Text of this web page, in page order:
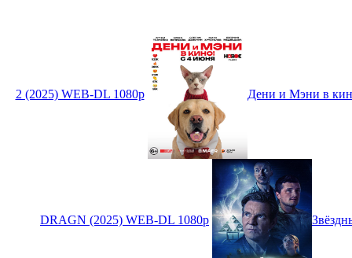
2 (2025) WEB-DL 1080p Дени и Мэни в
DRAGN (2025) WEB-DL 1080p